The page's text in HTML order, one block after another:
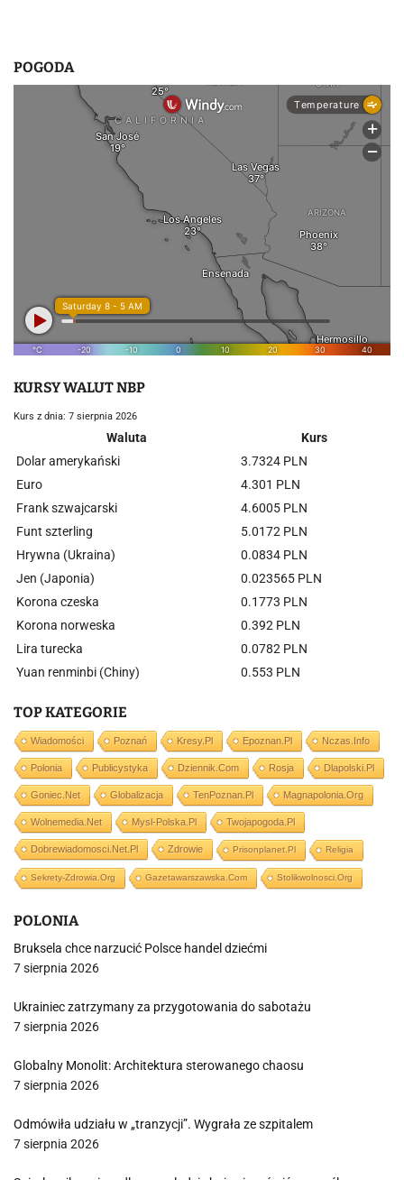
POGODA
KURSY WALUT NBP
Kurs z dnia: 7 sierpnia 2026
Waluta
Kurs
Dolar amerykański
3.7324 PLN
Euro
4.301 PLN
Frank szwajcarski
4.6005 PLN
Funt szterling
5.0172 PLN
Hrywna (Ukraina)
0.0834 PLN
Jen (Japonia)
0.023565 PLN
Korona czeska
0.1773 PLN
Korona norweska
0.392 PLN
Lira turecka
0.0782 PLN
Yuan renminbi (Chiny)
0.553 PLN
TOP KATEGORIE
Wiadomości Poznań Kresy.pl Epoznan.pl Nczas.info
Polonia Publicystyka Dziennik.com Rosja Dlapolski.pl
Goniec.net Globalizacja TenPoznan.pl Magnapolonia.org
Wolnemedia.net Mysl-Polska.pl Twojapogoda.pl
Dobrewiadomosci.net.pl Zdrowie Prisonplanet.pl Religia
Sekrety-Zdrowia.org Gazetawarszawska.com Stolikwolnosci.org
POLONIA
Bruksela chce narzucić Polsce handel dziećmi
7 sierpnia 2026
Ukrainiec zatrzymany za przygotowania do sabotażu
7 sierpnia 2026
Globalny Monolit: Architektura sterowanego chaosu
7 sierpnia 2026
Odmówiła udziału w „tranzycji”. Wygrała ze szpitalem
7 sierpnia 2026